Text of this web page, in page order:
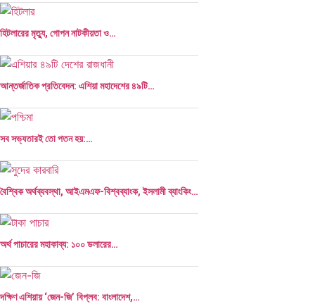
হিটলারের মৃত্যু, গোপন নাটকীয়তা ও…
আন্তর্জাতিক প্রতিবেদন: এশিয়া মহাদেশের ৪৯টি…
সব সভ্যতারই তো পতন হয়:…
বৈশ্বিক অর্থব্যবস্থা, আইএমএফ-বিশ্বব্যাংক, ইসলামী ব্যাংকিং…
অর্থ পাচারের মহাকাব্য: ১০০ ডলারের…
দক্ষিণ এশিয়ায় ‘জেন-জি’ বিপ্লব: বাংলাদেশ,…